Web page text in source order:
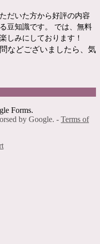
だいた方から好評の内容
豆知識です。 では、無料
しみにしております！
などございましたら、気
Forms.
by Google. - Terms of